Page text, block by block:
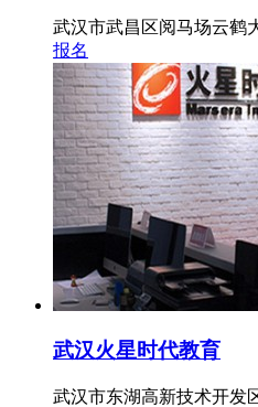
武汉市武昌区阅马场云鹤
报名
武汉火星时代教育
武汉市东湖高新技术开发